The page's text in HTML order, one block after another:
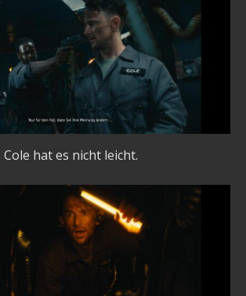
Cole hat es nicht leicht.